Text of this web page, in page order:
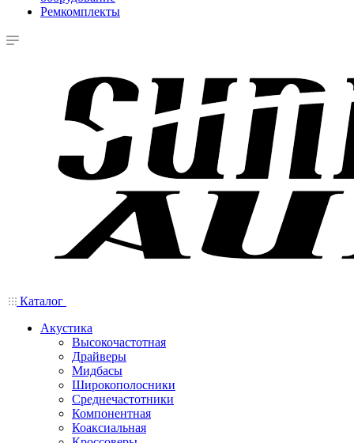
Ремкомплекты
Каталог
Акустика
Высокочастотная
Драйверы
Мидбасы
Широкополосники
Среднечастотники
Компонентная
Коаксиальная